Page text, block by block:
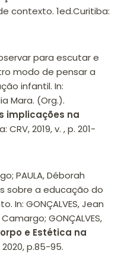
contexto. 1ed.Curitiba:
para escutar e
modo de pensar a
infantil. In:
Mara. (Org.).
implicações na
CRV, 2019, v. , p. 201-
PAULA, Déborah
sobre a educação do
In: GONÇALVES, Jean
GONÇALVES,
e Estética na
p.85-95.